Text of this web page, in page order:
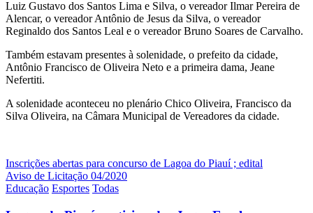
Luiz Gustavo dos Santos Lima e Silva, o vereador Ilmar Pereira de
Alencar, o vereador Antônio de Jesus da Silva, o vereador
Reginaldo dos Santos Leal e o vereador Bruno Soares de Carvalho.
Também estavam presentes à solenidade, o prefeito da cidade,
Antônio Francisco de Oliveira Neto e a primeira dama, Jeane
Nefertiti.
A solenidade aconteceu no plenário Chico Oliveira, Francisco da
Silva Oliveira, na Câmara Municipal de Vereadores da cidade.
Navegação
de
Inscrições abertas para concurso de Lagoa do Piauí ; edital
Aviso de Licitação 04/2020
Educação Esportes Todas